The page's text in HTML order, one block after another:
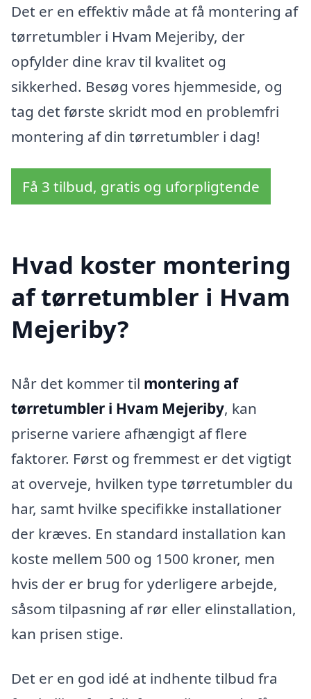
Det er en effektiv måde at få montering af
tørretumbler i Hvam Mejeriby, der
opfylder dine krav til kvalitet og
sikkerhed. Besøg vores hjemmeside, og
tag det første skridt mod en problemfri
montering af din tørretumbler i dag!
Få 3 tilbud, gratis og uforpligtende
Hvad koster montering
af tørretumbler i Hvam
Mejeriby?
Når det kommer til montering af
tørretumbler i Hvam Mejeriby, kan
priserne variere afhængigt af flere
faktorer. Først og fremmest er det vigtigt
at overveje, hvilken type tørretumbler du
har, samt hvilke specifikke installationer
der kræves. En standard installation kan
koste mellem 500 og 1500 kroner, men
hvis der er brug for yderligere arbejde,
såsom tilpasning af rør eller elinstallation,
kan prisen stige.
Det er en god idé at indhente tilbud fra